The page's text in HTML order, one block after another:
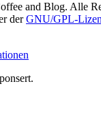
and Blog. Alle
derGNU/GPL-